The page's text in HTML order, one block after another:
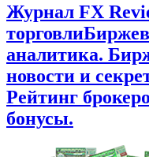
Журнал FX
торговли
аналитика.
новости и
Рейтинг
бонусы.